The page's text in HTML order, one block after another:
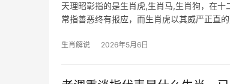
天理昭彰指的是生肖虎,生肖马,生肖狗，在
常指善恶终有报应，而生肖虎以其威严正直
生肖解说 2026年5月6日